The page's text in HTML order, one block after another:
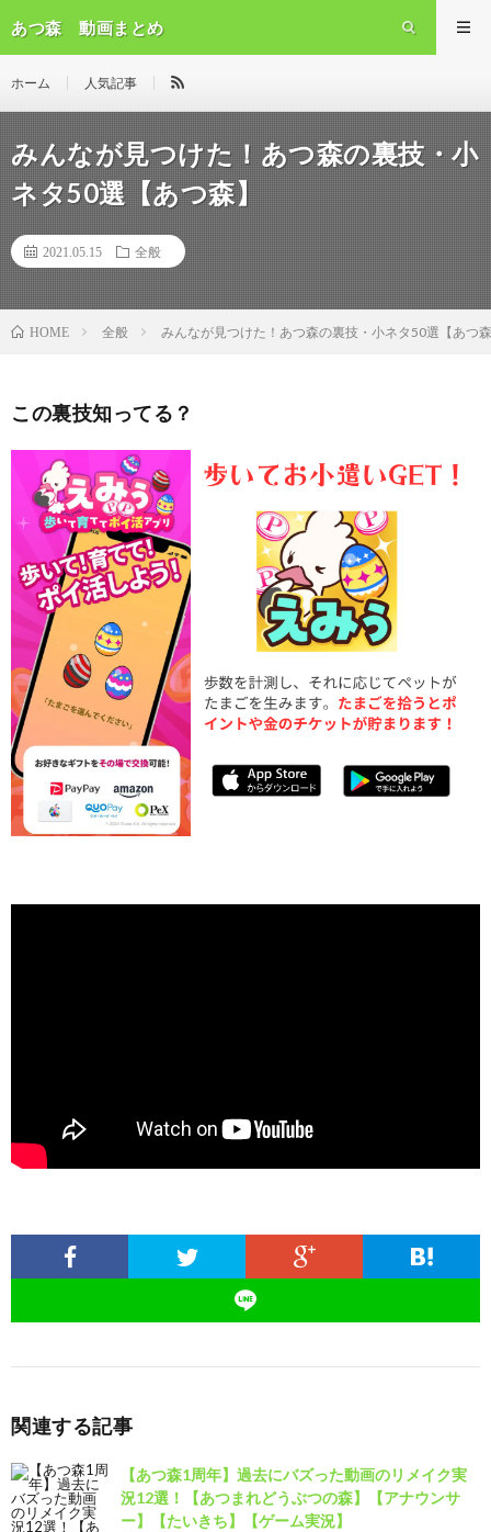
あつ森 動画まとめ
ホーム 人気記事
みんなが見つけた！あつ森の裏技・小
ネタ50選【あつ森】
2021.05.15 全般
HOME 全般 みんなが見つけた！あつ森の裏技・小ネタ50選【あつ
この裏技知ってる？
関連する記事
【あつ森1周年】過去にバズった動画のリメイク実
況12選！【あつまれどうぶつの森】【アナウンサ
ー】【たいきち】【ゲーム実況】